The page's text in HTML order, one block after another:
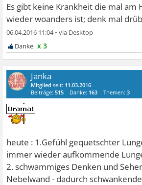
Es gibt keine Krankheit die mal am
wieder woanders ist; denk mal
06.04.2016 11:04•
x 3
Janka
Mitglied seit: 11.03.2016
Beiträge:515 Danke: 163 Themen:3
heute : 1.Gefühl gequetschter
immer wieder aufkommende
2. schwammiges Denken und
Nebelwand - dadurch